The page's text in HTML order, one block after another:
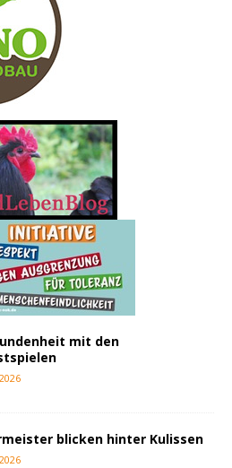
mit den
blicken hinter Kulissen